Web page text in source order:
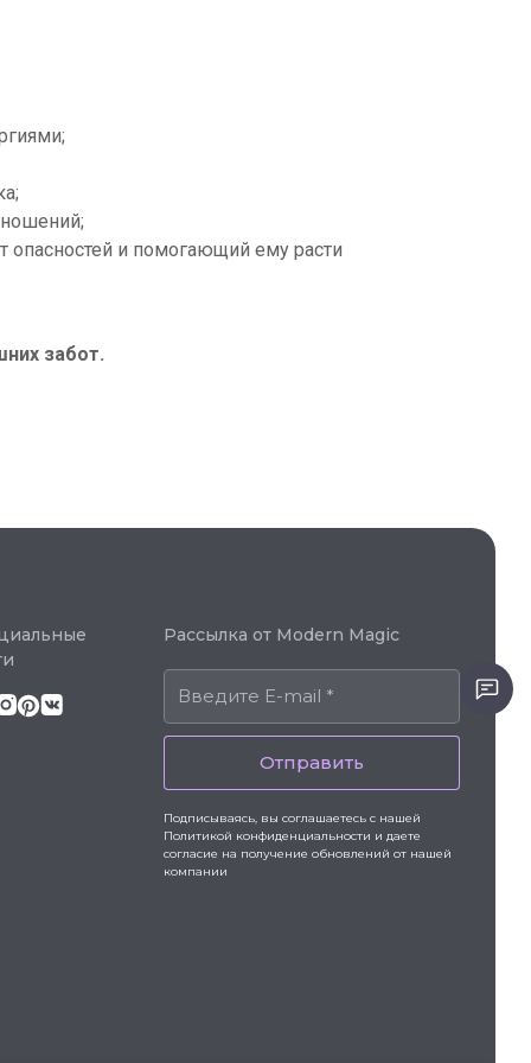
опасностей и помогающий ему расти
забот.
Рассылка от Modern Magic
Отправить
Подписываясь, вы соглашаетесь с нашей
Политикой конфиденциальности и даете
согласие на получение обновлений от нашей
компании